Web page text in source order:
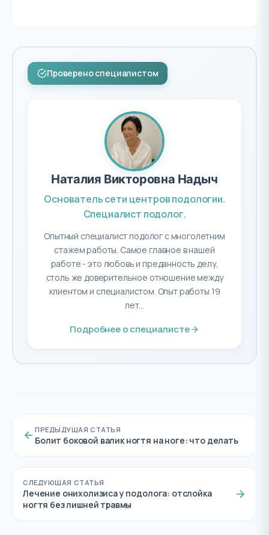
Проверено специалистом
Наталия Викторовна Надыч
Основатель сети центров подологии.
Специалист подолог.
Опытный специалист подолог с многолетним
стажем работы. Самое главное в нашей
работе - это любовь и преданность делу,
столь же доверительное отношение между
клиентом и специалистом. Опыт работы 19
лет...
Подробнее о специалисте
ПРЕДЫДУЩАЯ СТАТЬЯ
Болит боковой валик ногтя на ноге: что делать
СЛЕДУЮЩАЯ СТАТЬЯ
Лечение онихолизиса у подолога: отслойка
ногтя без лишней травмы